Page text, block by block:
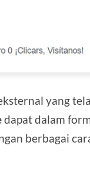
yang
dapat dalam
berbagai